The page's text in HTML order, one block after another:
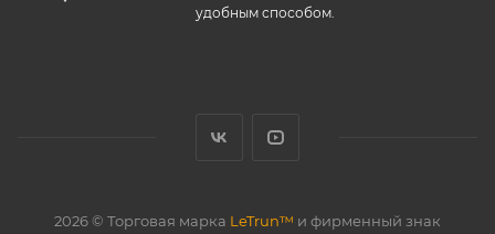
удобным способом.
2026 © Торговая марка LeTrun™ и фирменный знак